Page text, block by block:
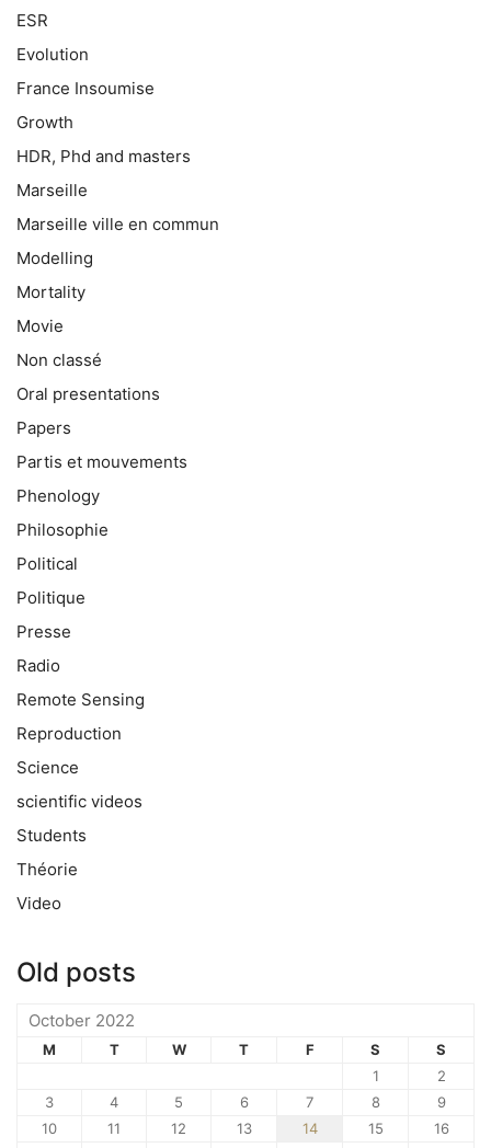
ESR
Evolution
France Insoumise
Growth
HDR, Phd and masters
Marseille
Marseille ville en commun
Modelling
Mortality
Movie
Non classé
Oral presentations
Papers
Partis et mouvements
Phenology
Philosophie
Political
Politique
Presse
Radio
Remote Sensing
Reproduction
Science
scientific videos
Students
Théorie
Video
Old posts
October 2022
M T W T F S
S
1
2
3
4 5 6 7 8
9
10
11 12 13 14 15
16